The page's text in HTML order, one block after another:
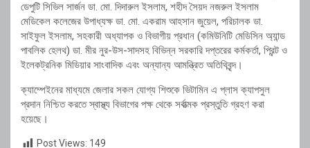
ডেপুটি সিভিল সার্জন ডা. মো. দিদারুল ইসলাম, শহীদ সৈয়দ নজরুল ইসলাম
মেডিকেল কলেজের উপাধ্যক্ষ ডা. মো. একরাম আহসান জুয়েল, পরিচালক ডা.
সাইফুল ইসলাম, সহকারী অধ্যাপক ও বিভাগীয় প্রধান (কমিউনিটি মেডিসিন অ্যান্ড
পাবলিক হেলথ) ডা. মীর নুর-উস-সাদসহ বিভিন্ন সরকারি দপ্তরের কর্মকর্তা, প্রিন্ট ও
ইলেকট্রনিক মিডিয়ার সাংবাদিক এবং অন্যান্য আমন্ত্রিত অতিথিবৃন্দ।
ক্যাম্পেইনের মাধ্যমে জেলার সকল যোগ্য শিশুকে ভিটামিন এ প্লাস ক্যাপসুল
প্রদান নিশ্চিত করতে স্বাস্থ্য বিভাগের পক্ষ থেকে সর্বাত্মক প্রস্তুতি গ্রহণ করা
হয়েছে।
Post Views: 149